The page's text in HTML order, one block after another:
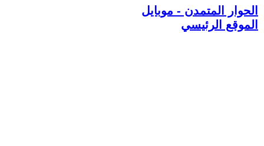
الحوار المتمدن - موبايل
الموقع الرئيسي